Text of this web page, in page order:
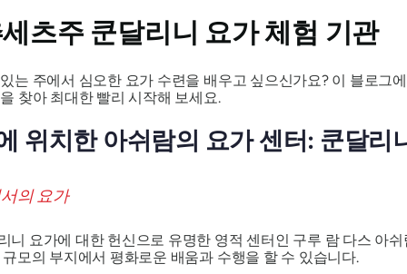
츠주 쿤달리니 요가 체험 기관
는 주에서 심오한 요가 수련을 배우고 싶으신가요? 이 블로그
찾아 최대한 빨리 시작해 보세요.
위치한 아쉬람의 요가 센터: 쿤달리
니 요가에 대한 헌신으로 유명한 영적 센터인 구루 람 다스 아
모의 부지에서 평화로운 배움과 수행을 할 수 있습니다.